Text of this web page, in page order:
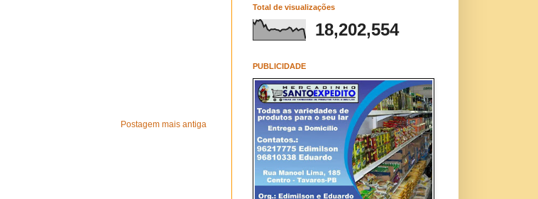
Postagem mais antiga
Total de visualizações
18,202,554
PUBLICIDADE